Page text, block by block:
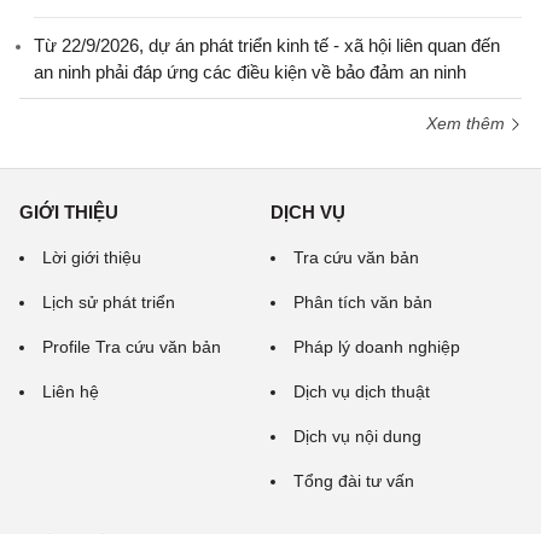
Từ 22/9/2026, dự án phát triển kinh tế - xã hội liên quan đến
an ninh phải đáp ứng các điều kiện về bảo đảm an ninh
Xem thêm
GIỚI THIỆU
Lời giới thiệu
Lịch sử phát triển
Profile Tra cứu văn bản
Liên hệ
DỊCH VỤ
Tra cứu văn bản
Phân tích văn bản
Pháp lý doanh nghiệp
Dịch vụ dịch thuật
Dịch vụ nội dung
Tổng đài tư vấn